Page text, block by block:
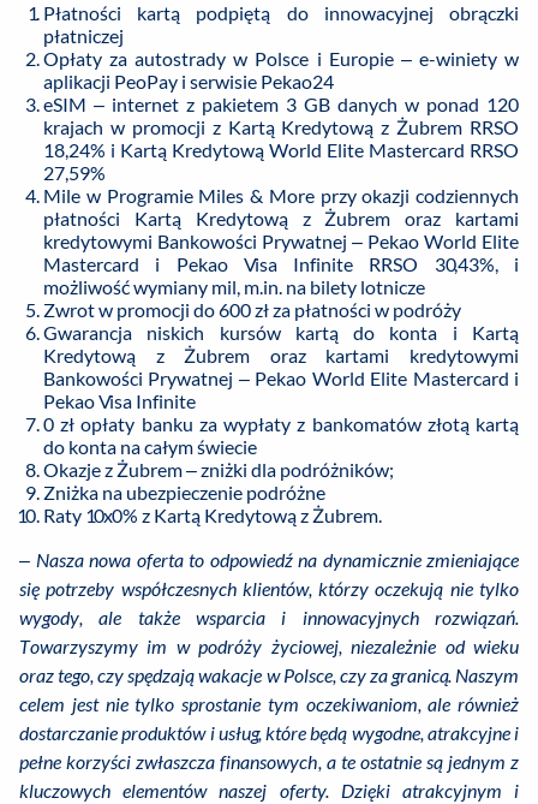
Płatności kartą podpiętą do innowacyjnej obrączki
płatniczej
Opłaty za autostrady w Polsce i Europie – e-winiety w
aplikacji PeoPay i serwisie Pekao24
eSIM – internet z pakietem 3 GB danych w ponad 120
krajach w promocji z Kartą Kredytową z Żubrem RRSO
18,24% i Kartą Kredytową World Elite Mastercard RRSO
27,59%
Mile w Programie Miles & More przy okazji codziennych
płatności Kartą Kredytową z Żubrem oraz kartami
kredytowymi Bankowości Prywatnej – Pekao World Elite
Mastercard i Pekao Visa Infinite RRSO 30,43%, i
możliwość wymiany mil, m.in. na bilety lotnicze
Zwrot w promocji do 600 zł za płatności w podróży
Gwarancja niskich kursów kartą do konta i Kartą
Kredytową z Żubrem oraz kartami kredytowymi
Bankowości Prywatnej – Pekao World Elite Mastercard i
Pekao Visa Infinite
0 zł opłaty banku za wypłaty z bankomatów złotą kartą
do konta na całym świecie
Okazje z Żubrem – zniżki dla podróżników;
Zniżka na ubezpieczenie podróżne
Raty 10x0% z Kartą Kredytową z Żubrem.
– Nasza nowa oferta to odpowiedź na dynamicznie zmieniające
się potrzeby współczesnych klientów, którzy oczekują nie tylko
wygody, ale także wsparcia i innowacyjnych rozwiązań.
Towarzyszymy im w podróży życiowej, niezależnie od wieku
oraz tego, czy spędzają wakacje w Polsce, czy za granicą. Naszym
celem jest nie tylko sprostanie tym oczekiwaniom, ale również
dostarczanie produktów i usług, które będą wygodne, atrakcyjne i
pełne korzyści zwłaszcza finansowych, a te ostatnie są jednym z
kluczowych elementów naszej oferty. Dzięki atrakcyjnym i